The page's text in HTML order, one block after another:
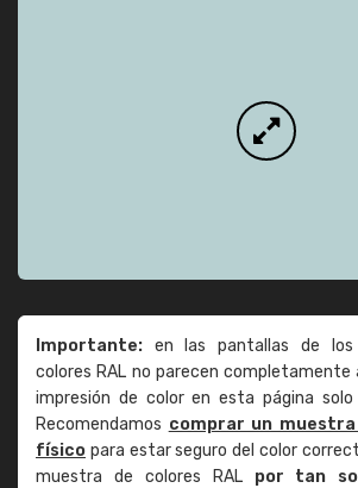
Importante: en las pantallas de los
colores RAL no parecen completamente
impresión de color en esta página
Recomendamos comprar un
físico para estar seguro del color
muestra de colores RAL por tan